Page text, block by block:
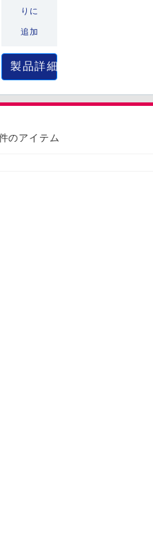
りに
追加
製品詳細
のアイテム